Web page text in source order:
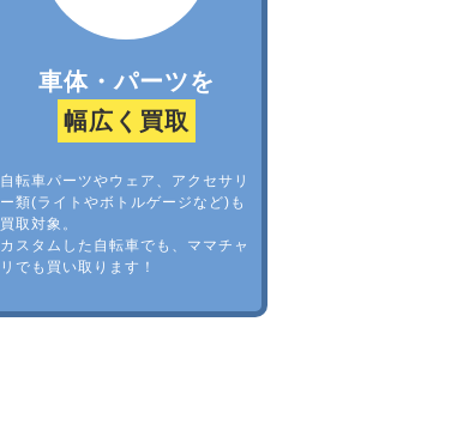
車体・パーツを
幅広く買取
自転車パーツやウェア、アクセサリ
ー類(ライトやボトルゲージなど)も
買取対象。
カスタムした自転車でも、ママチャ
リでも買い取ります！